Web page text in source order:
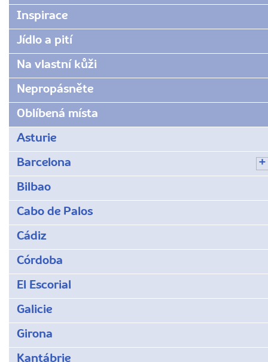
a-
vapencovymi-
stity-
pohori-
picos-
de-
europa-
vam-
vezme-
Inspirace
Jídlo a pití
Na vlastní kůži
Nepropásněte
Oblíbená místa
Asturie
Barcelona
Bilbao
Cabo de Palos
Cádiz
Córdoba
El Escorial
Galicie
Girona
Kantábrie